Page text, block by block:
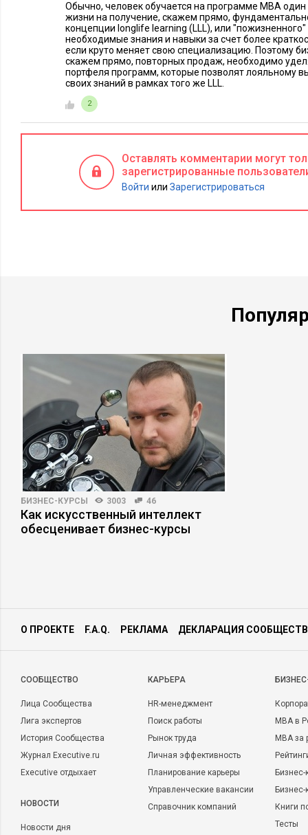
Обычно, человек обучается на программе МВА один
жизни на получение, скажем прямо,
концепции longlife learning (LLL), или
необходимые знания и навыки за счет более
если круто меняет свою специализацию. Поэтому
скажем прямо, повторных продаж, необходимо
портфеля программ, которые позволят лояльному
своих знаний в рамках того же LLL.
2
Оставлять комментарии могут
зарегистрированные
Войти или Зарегистрироваться
БИЗНЕС-КУРСЫ 3003 46
Как искусственный интеллект
обесценивает бизнес-курсы
О ПРОЕКТЕ F.A.Q. РЕКЛАМА ДЕКЛАРАЦИЯ
CООБЩЕСТВО
Лица Сообщества
Лига экспертов
История Сообщества
Журнал Executive.ru
Executive отдыхает
НОВОСТИ
Новости дня
КАРЬЕРА
HR-менеджмент
Поиск работы
Рынок труда
Личная эффективность
Планирование карьеры
Управленческие вакансии
Справочник компаний
MBA в
MBA
Бизнес-
Книги
Тесты